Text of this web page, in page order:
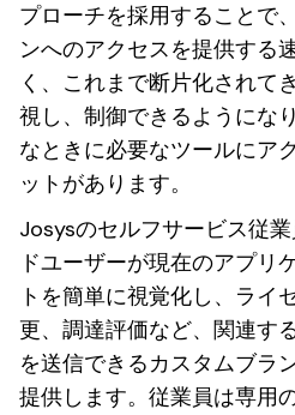
プローチを採用することで
ンへのアクセスを提供する
く、これまで断片化されて
視し、制御できるようにな
なときに必要なツールにア
ットがあります。
Josysのセルフサービス従
ドユーザーが現在のアプリ
トを簡単に視覚化し、ライ
更、調達評価など、関連す
を送信できるカスタムブラ
提供します。従業員は専用